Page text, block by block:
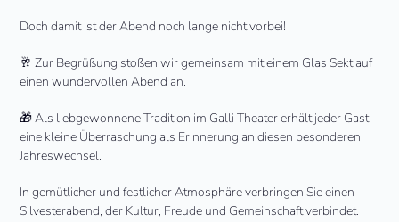
Doch damit ist der Abend noch lange nicht vorbei!
🥂 Zur Begrüßung stoßen wir gemeinsam mit einem Glas Sekt auf
einen wundervollen Abend an.
🎁 Als liebgewonnene Tradition im Galli Theater erhält jeder Gast
eine kleine Überraschung als Erinnerung an diesen besonderen
Jahreswechsel.
In gemütlicher und festlicher Atmosphäre verbringen Sie einen
Silvesterabend, der Kultur, Freude und Gemeinschaft verbindet.